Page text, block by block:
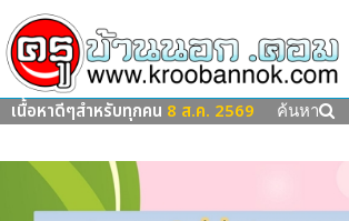
เนื้อหาดีๆสำหรับทุกคน 8 ส.ค. 2569 ค้นหา